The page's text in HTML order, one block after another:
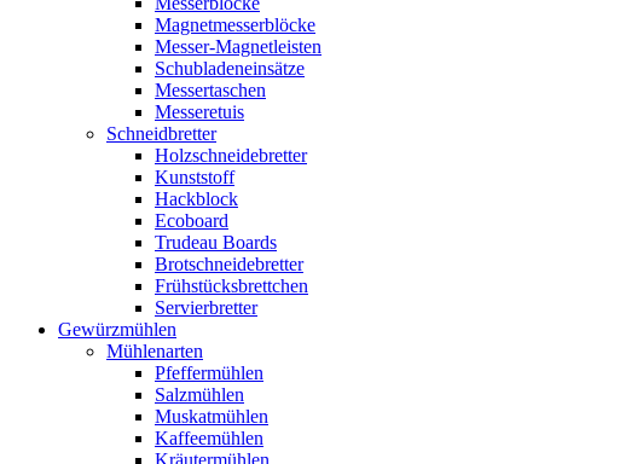
Magnetmesserblöcke
Messer-Magnetleisten
Schubladeneinsätze
Messertaschen
Messeretuis
Schneidbretter
Holzschneidebretter
Kunststoff
Hackblock
Ecoboard
Trudeau Boards
Brotschneidebretter
Frühstücksbrettchen
Servierbretter
Gewürzmühlen
Mühlenarten
Pfeffermühlen
Salzmühlen
Muskatmühlen
Kaffeemühlen
Kräutermühlen